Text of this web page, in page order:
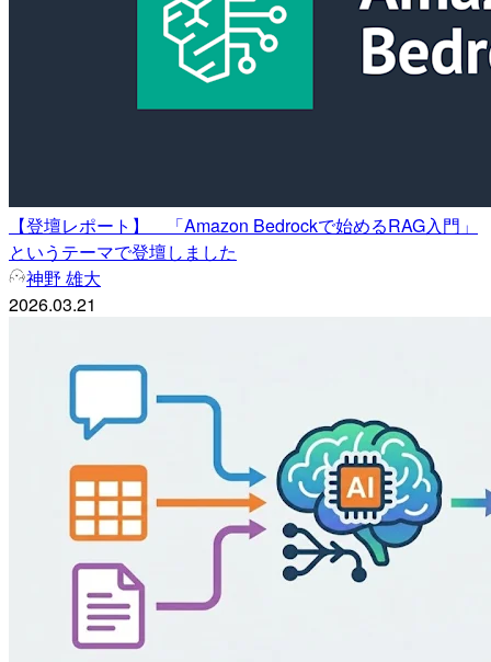
【登壇レポート】 「Amazon Bedrockで始めるRAG入門」
というテーマで登壇しました
神野 雄大
2026.03.21